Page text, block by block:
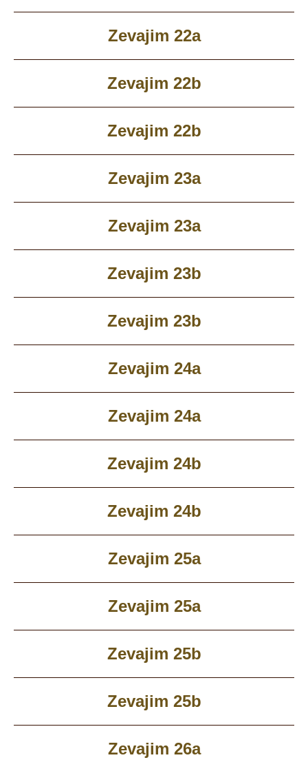
Zevajim 22a
Zevajim 22b
Zevajim 22b
Zevajim 23a
Zevajim 23a
Zevajim 23b
Zevajim 23b
Zevajim 24a
Zevajim 24a
Zevajim 24b
Zevajim 24b
Zevajim 25a
Zevajim 25a
Zevajim 25b
Zevajim 25b
Zevajim 26a